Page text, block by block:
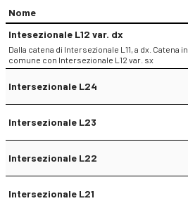
Nome
Intesezionale L12 var. dx
Dalla catena di Intersezionale L11, a dx. Catena in
comune con Intersezionale L12 var. sx
Intersezionale L24
Intersezionale L23
Intersezionale L22
Intersezionale L21